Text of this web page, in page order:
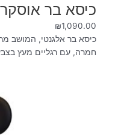
כיסא בר אוסקר
₪1,090.00
כיסא בר אלגנטי, המושב
חמרה, עם רגליים מעץ